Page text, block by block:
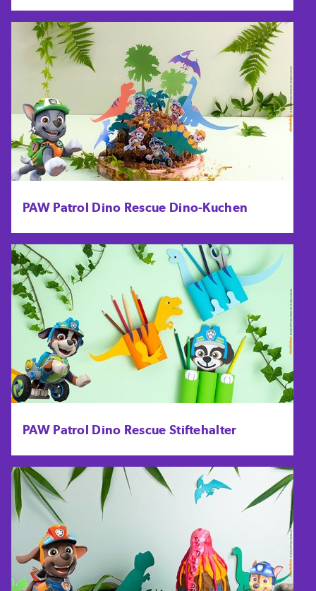
PAW Patrol Dino Rescue Dino-Kuchen
PAW Patrol Dino Rescue Stiftehalter